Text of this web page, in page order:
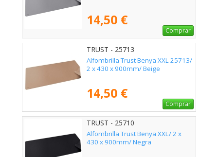
14,50 €
Comprar
TRUST - 25713
Alfombrilla Trust Benya XXL 25713/
2 x 430 x 900mm/ Beige
14,50 €
Comprar
TRUST - 25710
Alfombrilla Trust Benya XXL/ 2 x
430 x 900mm/ Negra